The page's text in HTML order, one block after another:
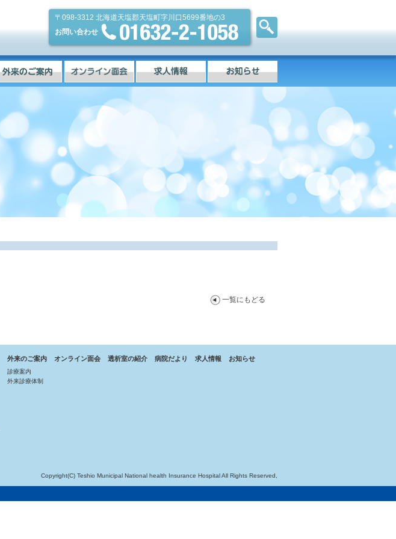
〒098-3312 北海道天塩郡天塩町字川口5699番地の3
お問い合わせ
一覧にもどる
外来のご案内
診療案内
外来診療体制
オンライン面会 透析室の紹介 病院だより 求人情報 お知らせ
Copyright(C) Teshio Municipal National health Insurance Hospital All Rights Reserved,